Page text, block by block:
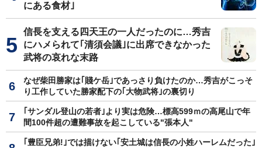
にある食材｣
信長を支える四天王の一人だったのに…秀吉
にハメられて｢清須会議｣に出席できなかった
武将の哀れな末路
なぜ柴田勝家は｢賤ケ岳｣であっさり負けたのか…秀吉がこっそ
り工作していた勝家配下の｢大物武将｣の裏切り
｢サンダル登山の若者｣より実は危険…標高599ｍの高尾山で年
間100件超の遭難事故を起こしている"張本人"
｢豊臣兄弟!｣では描けない｢安土城は信長の小姓ハーレムだった｣